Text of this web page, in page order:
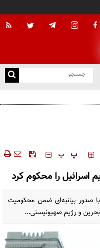
‍‍‍ پ پ
اسرائیل را محکوم کرد
صدور بیانیه‌ای ضمن محکومیت
بحرین و رژیم صهیونیستی...